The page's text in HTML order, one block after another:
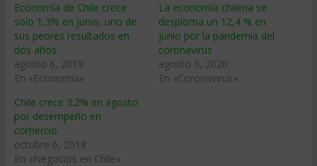
Economía de Chile crece
solo 1,3% en junio, uno de
sus peores resultados en
dos años
agosto 6, 2019
En «Economía»
La economía chilena se
desploma un 12,4 % en
junio por la pandemia del
coronavirus
agosto 3, 2020
En «Coronavirus»
Chile crece 3.2% en agosto
por desempeño en
comercio
octubre 6, 2018
En «Negocios en Chile»